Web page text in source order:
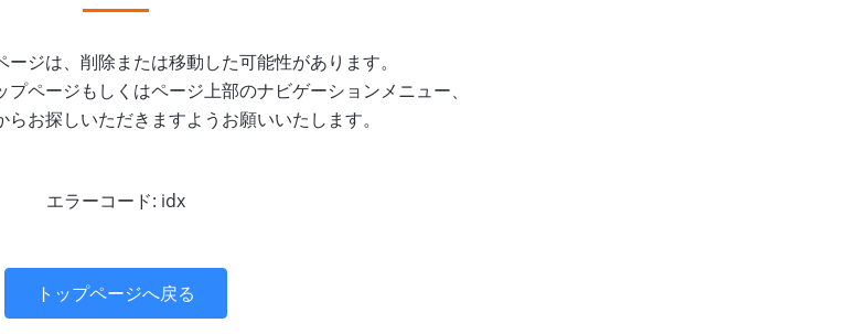
ジは、削除または移動した可能性があります。
ページもしくはページ上部のナビゲーションメニュー、
お探しいただきますようお願いいたします。
エラーコード: idx
トップページへ戻る